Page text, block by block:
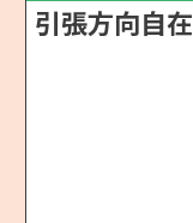
引張方向自